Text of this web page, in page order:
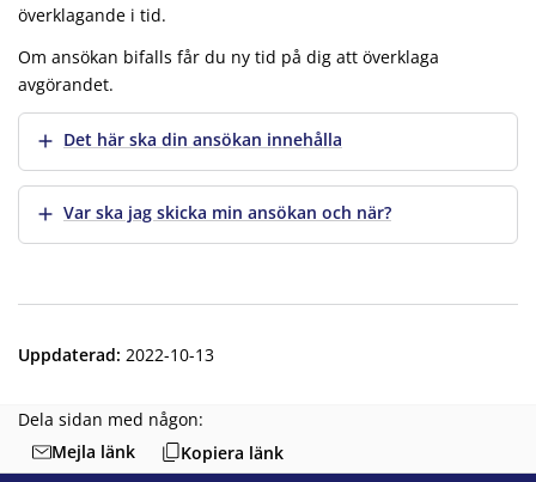
överklagande i tid.
Om ansökan bifalls får du ny tid på dig att överklaga
avgörandet.
Visa merDet här ska din ansökan innehålla
Visa merVar ska jag skicka min ansökan och när?
Uppdaterad: 2022-10-13
Dela sidan med någon:
Mejla länk
Kopiera länk